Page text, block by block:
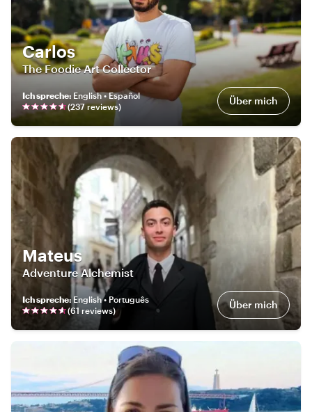
Carlos
The Foodie Art Collector
Ich spreche: English • Español
(237reviews) Über mich
Mateus
Adventure Alchemist
Ich spreche:English • Português
(61reviews) Über mich